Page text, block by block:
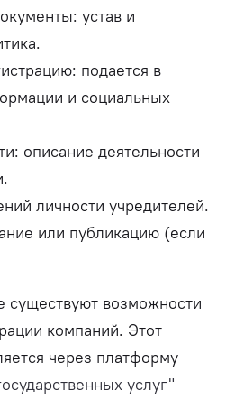
устав и
подается в
и социальных
описание деятельности
личности учредителей.
или публикацию (если
существуют возможности
компаний. Этот
через платформу
услуг"